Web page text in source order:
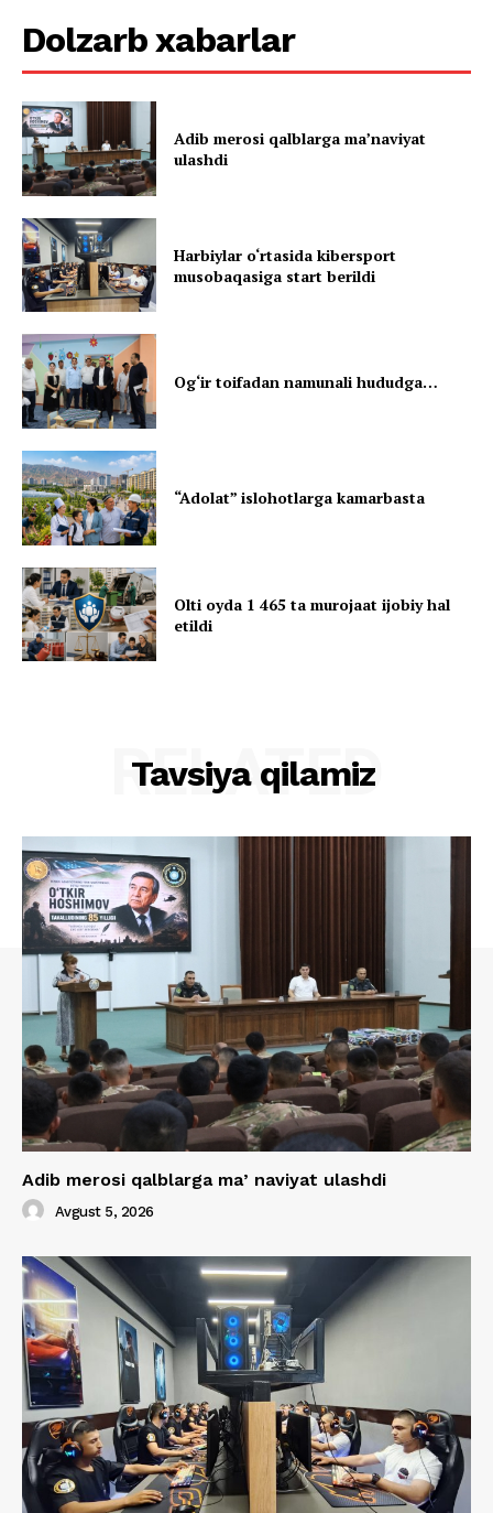
Dolzarb xabarlar
Adib merosi qalblarga maʼnaviyat
ulashdi
Harbiylar o‘rtasida kibersport
musobaqasiga start berildi
Og‘ir toifadan namunali hududga…
“Adolat” islohotlarga kamarbasta
Olti oyda 1 465 ta murojaat ijobiy hal
etildi
Tavsiya qilamiz
RELATED
Adib merosi qalblarga maʼnaviyat ulashdi
Avgust 5, 2026